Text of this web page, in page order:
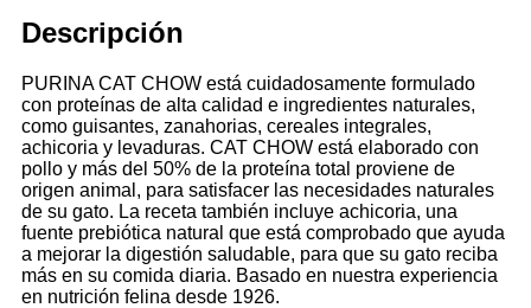
Descripción
PURINA CAT CHOW está cuidadosamente formulado
con proteínas de alta calidad e ingredientes naturales,
como guisantes, zanahorias, cereales integrales,
achicoria y levaduras. CAT CHOW está elaborado con
pollo y más del 50% de la proteína total proviene de
origen animal, para satisfacer las necesidades naturales
de su gato. La receta también incluye achicoria, una
fuente prebiótica natural que está comprobado que ayuda
a mejorar la digestión saludable, para que su gato reciba
más en su comida diaria. Basado en nuestra experiencia
en nutrición felina desde 1926.